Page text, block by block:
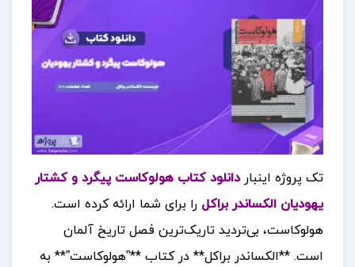
تک پروژه اینباردانلود کتاب هولوکاست پیگرد و کشتار
یهودیان الکساندر براکل را برای شما ارائه کرده است.
هولوکاست، بی‌تردید تاریک‌ترین فصل تاریخ آلمان
است. **الکساندر براکل** در کتاب **”هولوکاست”** به